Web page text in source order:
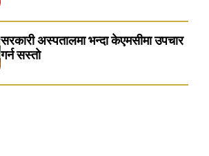
सरकारी अस्पतालमा भन्दा केएमसीमा उपचार
गर्न सस्ताे